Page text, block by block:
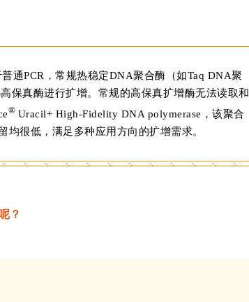
通PCR，常规热稳定DNA聚合酶（如Taq DNA聚
保真酶进行扩增。常规的高保真扩增酶无法读取和
® Uracil+ High-Fidelity DNA polymerase，该聚合
很低，满足多种应用方向的扩增需求。
？